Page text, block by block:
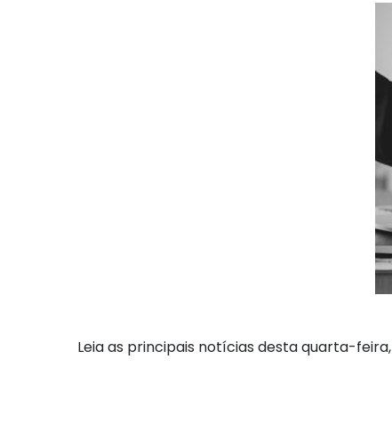
Leia as principais notícias desta quarta-feira,